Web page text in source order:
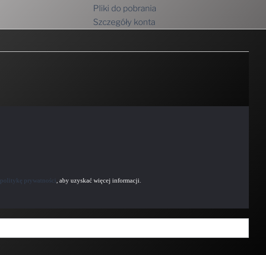
Pliki do pobrania
Szczegóły konta
politykę prywatności, aby uzyskać więcej informacji.